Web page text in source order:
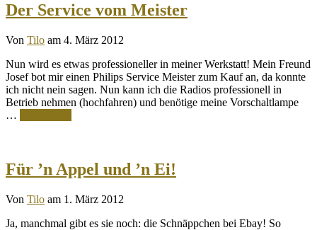
Der Service vom Meister
Von Tilo am 4. März 2012
Nun wird es etwas professioneller in meiner Werkstatt! Mein Freund
Josef bot mir einen Philips Service Meister zum Kauf an, da konnte
ich nicht nein sagen. Nun kann ich die Radios professionell in
Betrieb nehmen (hochfahren) und benötige meine Vorschaltlampe
…
Für ’n Appel und ’n Ei!
Von Tilo am 1. März 2012
Ja, manchmal gibt es sie noch: die Schnäppchen bei Ebay! So